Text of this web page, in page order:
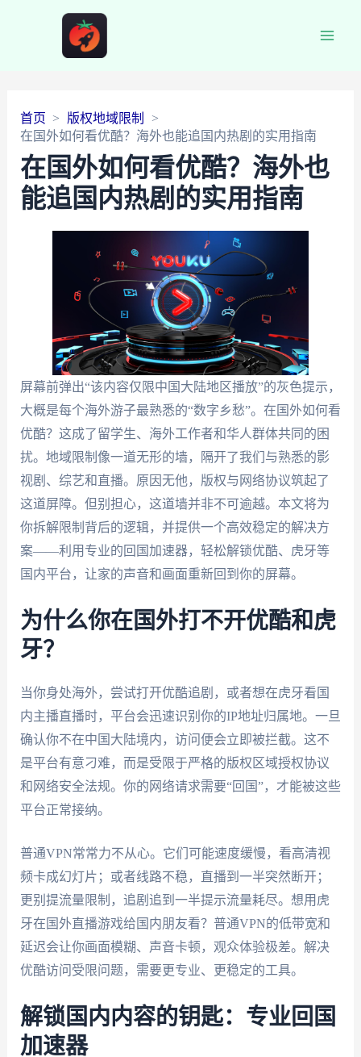
首页
版权地域限制
在国外如何看优酷？海外也能追国内热剧的实用指南
在国外如何看优酷？海外也
能追国内热剧的实用指南
屏幕前弹出“该内容仅限中国大陆地区播放”的灰色提示，
大概是每个海外游子最熟悉的“数字乡愁”。在国外如何看
优酷？这成了留学生、海外工作者和华人群体共同的困
扰。地域限制像一道无形的墙，隔开了我们与熟悉的影
视剧、综艺和直播。原因无他，版权与网络协议筑起了
这道屏障。但别担心，这道墙并非不可逾越。本文将为
你拆解限制背后的逻辑，并提供一个高效稳定的解决方
案——利用专业的回国加速器，轻松解锁优酷、虎牙等
国内平台，让家的声音和画面重新回到你的屏幕。
为什么你在国外打不开优酷和虎
牙？
当你身处海外，尝试打开优酷追剧，或者想在虎牙看国
内主播直播时，平台会迅速识别你的IP地址归属地。一旦
确认你不在中国大陆境内，访问便会立即被拦截。这不
是平台有意刁难，而是受限于严格的版权区域授权协议
和网络安全法规。你的网络请求需要“回国”，才能被这些
平台正常接纳。
普通VPN常常力不从心。它们可能速度缓慢，看高清视
频卡成幻灯片；或者线路不稳，直播到一半突然断开；
更别提流量限制，追剧追到一半提示流量耗尽。想用虎
牙在国外直播游戏给国内朋友看？普通VPN的低带宽和
延迟会让你画面模糊、声音卡顿，观众体验极差。解决
优酷访问受限问题，需要更专业、更稳定的工具。
解锁国内内容的钥匙：专业回国
加速器